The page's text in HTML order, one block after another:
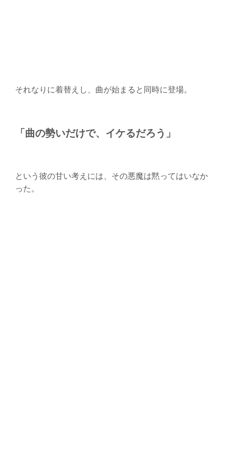
それなりに着替えし、曲が始まると同時に登場。
「曲の勢いだけで、イケるだろう」
という彼の甘い考えには、その悪魔は黙ってはいなか
った。